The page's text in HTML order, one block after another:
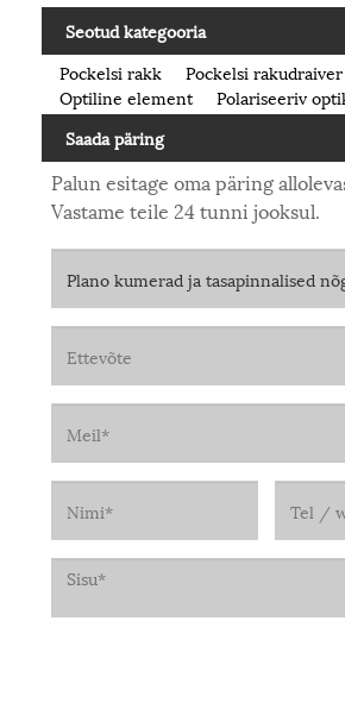
Seotud kategooria
Pockelsi rakk
Pockelsi rakudraiver
Optiline element
Polariseeriv
Saada päring
Palun esitage oma päring
Vastame teile 24 tunni jooksul.